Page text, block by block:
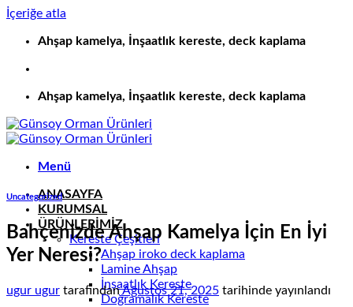
İçeriğe atla
Ahşap kamelya, İnşaatlık kereste, deck kaplama
Ahşap kamelya, İnşaatlık kereste, deck kaplama
Menü
ANASAYFA
KURUMSAL
ÜRÜNLERİMİZ
Kereste Çeşitleri
Ahşap iroko deck kaplama
Lamine Ahşap
İnşaatlık Kereste
Doğramalık Kereste
Uncategorized
Bahçenizde Ahşap Kamelya İçin En İyi
Yer Neresi?
ugur ugur tarafındanAğustos 21, 2025 tarihinde yayınlandı